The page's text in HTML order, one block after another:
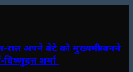
रात अपने बेटे को मुख्यमंत्री बनने
शर्मा